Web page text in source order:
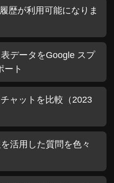
歴が利用可能になりま
データをGoogle スプ
ート
ャットを比較（2023
活用した質問を色々